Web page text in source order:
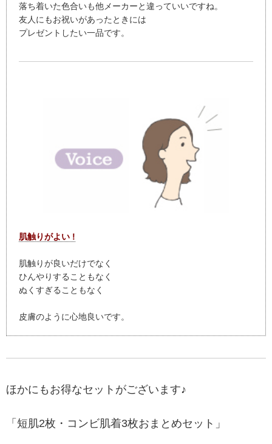
落ち着いた色合いも他メーカーと違っていいですね。
友人にもお祝いがあったときには
プレゼントしたい一品です。
肌触りがよい !
肌触りが良いだけでなく
ひんやりすることもなく
ぬくすぎることもなく
皮膚のように心地良いです。
ほかにもお得なセットがございます♪
「短肌2枚・コンビ肌着3枚おまとめセット」